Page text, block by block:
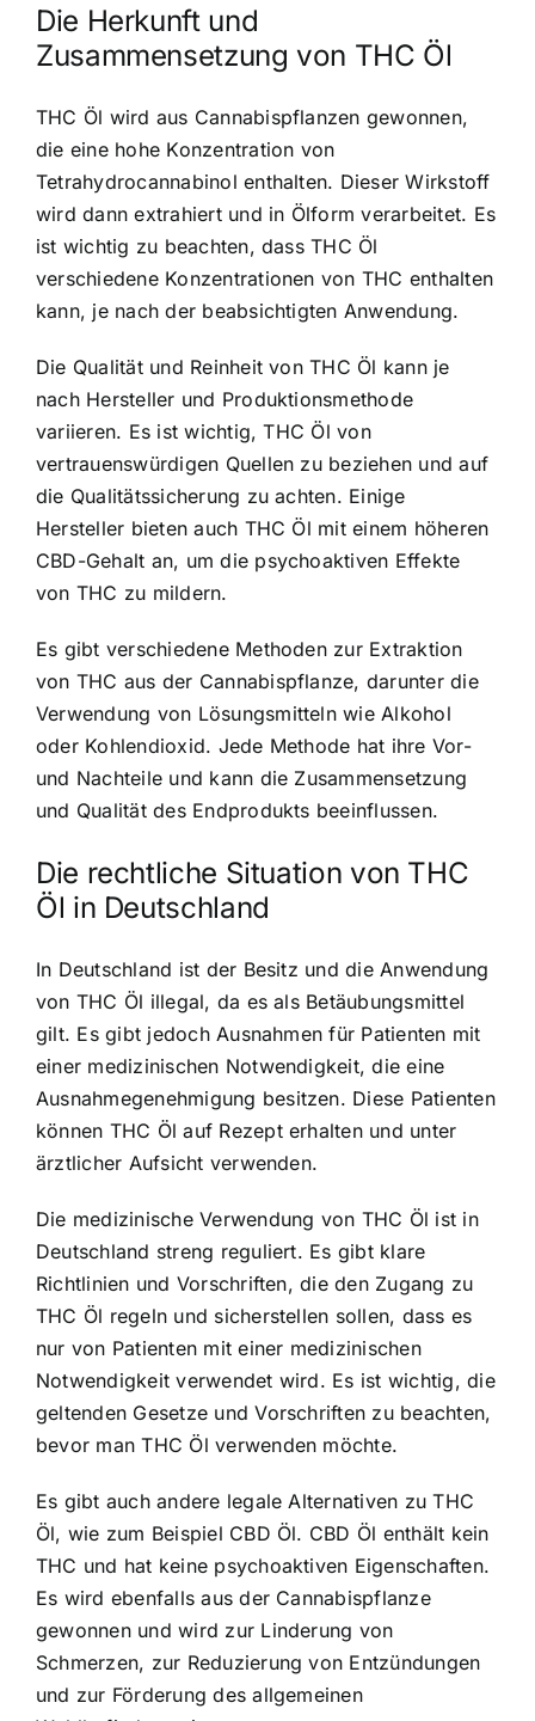
Die Herkunft und
Zusammensetzung von THC Öl
THC Öl wird aus Cannabispflanzen gewonnen,
die eine hohe Konzentration von
Tetrahydrocannabinol enthalten. Dieser Wirkstoff
wird dann extrahiert und in Ölform verarbeitet. Es
ist wichtig zu beachten, dass THC Öl
verschiedene Konzentrationen von THC enthalten
kann, je nach der beabsichtigten Anwendung.
Die Qualität und Reinheit von THC Öl kann je
nach Hersteller und Produktionsmethode
variieren. Es ist wichtig, THC Öl von
vertrauenswürdigen Quellen zu beziehen und auf
die Qualitätssicherung zu achten. Einige
Hersteller bieten auch THC Öl mit einem höheren
CBD-Gehalt an, um die psychoaktiven Effekte
von THC zu mildern.
Es gibt verschiedene Methoden zur Extraktion
von THC aus der Cannabispflanze, darunter die
Verwendung von Lösungsmitteln wie Alkohol
oder Kohlendioxid. Jede Methode hat ihre Vor-
und Nachteile und kann die Zusammensetzung
und Qualität des Endprodukts beeinflussen.
Die rechtliche Situation von THC
Öl in Deutschland
In Deutschland ist der Besitz und die Anwendung
von THC Öl illegal, da es als Betäubungsmittel
gilt. Es gibt jedoch Ausnahmen für Patienten mit
einer medizinischen Notwendigkeit, die eine
Ausnahmegenehmigung besitzen. Diese Patienten
können THC Öl auf Rezept erhalten und unter
ärztlicher Aufsicht verwenden.
Die medizinische Verwendung von THC Öl ist in
Deutschland streng reguliert. Es gibt klare
Richtlinien und Vorschriften, die den Zugang zu
THC Öl regeln und sicherstellen sollen, dass es
nur von Patienten mit einer medizinischen
Notwendigkeit verwendet wird. Es ist wichtig, die
geltenden Gesetze und Vorschriften zu beachten,
bevor man THC Öl verwenden möchte.
Es gibt auch andere legale Alternativen zu THC
Öl, wie zum Beispiel CBD Öl. CBD Öl enthält kein
THC und hat keine psychoaktiven Eigenschaften.
Es wird ebenfalls aus der Cannabispflanze
gewonnen und wird zur Linderung von
Schmerzen, zur Reduzierung von Entzündungen
und zur Förderung des allgemeinen